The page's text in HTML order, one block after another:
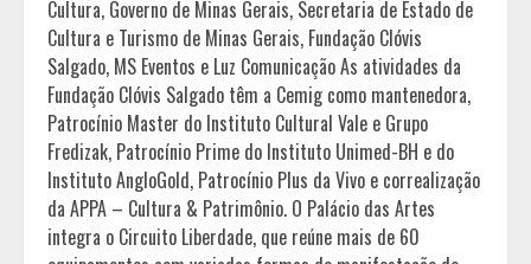
Cultura, Governo de Minas Gerais, Secretaria de Estado de
Cultura e Turismo de Minas Gerais, Fundação Clóvis
Salgado, MS Eventos e Luz Comunicação As atividades da
Fundação Clóvis Salgado têm a Cemig como mantenedora,
Patrocínio Master do Instituto Cultural Vale e Grupo
Fredizak, Patrocínio Prime do Instituto Unimed-BH e do
Instituto AngloGold, Patrocínio Plus da Vivo e correalização
da APPA – Cultura & Patrimônio. O Palácio das Artes
integra o Circuito Liberdade, que reúne mais de 60